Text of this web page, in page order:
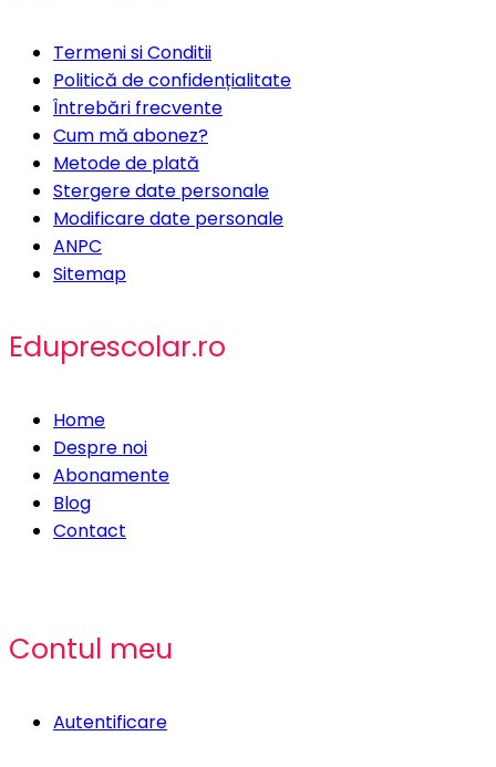
Termeni si Conditii
Politică de confidențialitate
Întrebări frecvente
Cum mă abonez?
Metode de plată
Stergere date personale
Modificare date personale
ANPC
Sitemap
Eduprescolar.ro
Home
Despre noi
Abonamente
Blog
Contact
Contul meu
Autentificare